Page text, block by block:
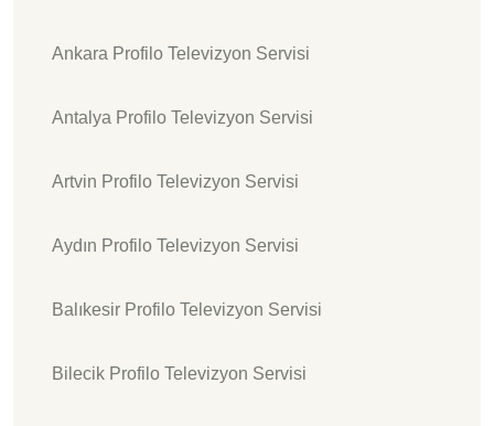
Ankara Profilo Televizyon Servisi
Antalya Profilo Televizyon Servisi
Artvin Profilo Televizyon Servisi
Aydın Profilo Televizyon Servisi
Balıkesir Profilo Televizyon Servisi
Bilecik Profilo Televizyon Servisi